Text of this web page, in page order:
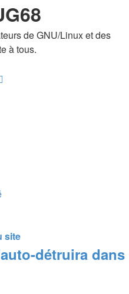
de GNU/Linux et des
à tous.
site
détruira dans